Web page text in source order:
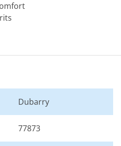
Dubarry
77873